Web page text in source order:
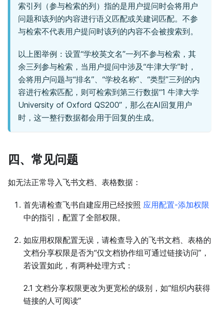
索引列（参与检索的列）指的是用户提问时会将用户
问题和该列的内容进行语义匹配或关建词匹配。不参
与检索不代表用户提问时该列的内容不会被搜索到。
以上图举例：设置“学校英文名”一列不参与检索，其
余三列参与检索，当用户提问中涉及“牛津大学”时，
会将用户问题与“排名”、“学校名称”、“类型”三列的内
容进行检索匹配，则可检索到第三行数据“1 牛津大学
University of Oxford QS200”，那么在AI回复用户
时，这一整行数据都会用于回复的生成。
四、常见问题
如无法正常导入飞书文档、表格数据：
首先请检查飞书自建应用已经按照 应用配置-添加权限
中的指引，配置了全部权限。
如应用权限配置无误，请检查导入的飞书文档、表格的
文档分享权限是否为“仅文档协作组可通过链接访问”，
若设置如此，有两种处理方式：
2.1 文档分享权限更改为更宽松的级别，如“组织内获得
链接的人可阅读”